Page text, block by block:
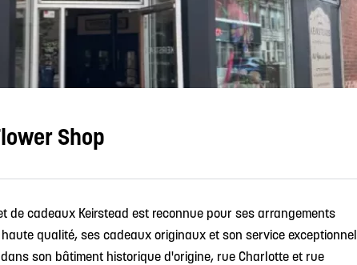
Shop
de cadeaux Keirstead est reconnue pour ses arrangements
qualité, ses cadeaux originaux et son service exceptionnel
son bâtiment historique d'origine, rue Charlotte et rue